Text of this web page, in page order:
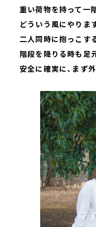
重い荷物を持って一
どういう風にやりま
二人同時に抱っこす
階段を降りる時も足
安全に確実に、まず